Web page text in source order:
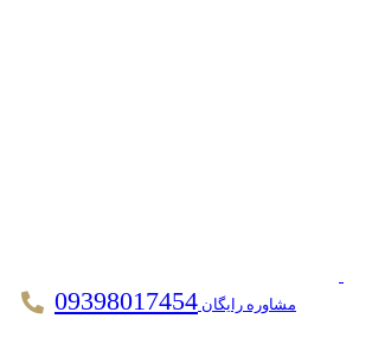
مشاوره رایگان 09398017454